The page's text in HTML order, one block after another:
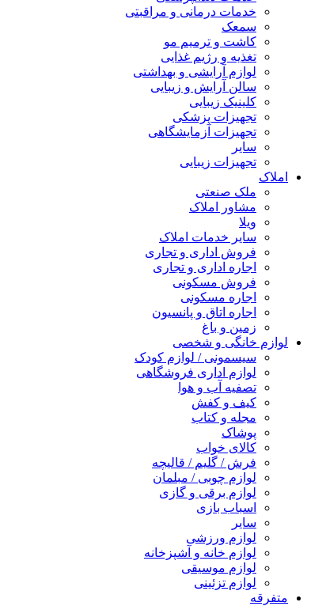
خدمات درمانی و مراقبتی
سمعک
کاشت و ترمیم مو
تغذیه و رژیم غذایی
لوازم آرایشی و بهداشتی
سالن آرایش و زیبایی
کلینیک زیبایی
تجهیزات پزشکی
تجهیزات آزمایشگاهی
سایر
تجهیزات زیبایی
املاک
ملک صنعتی
مشاور املاک
ویلا
سایر خدمات املاک
فروش اداری و تجاری
اجاره اداری و تجاری
فروش مسکونی
اجاره مسکونی
اجاره اتاق و پانسیون
زمین و باغ
لوازم خانگی و شخصی
سیسمونی / لوازم کودک
لوازم اداری فروشگاهی
تصفیه آب و هوا
کیف و کفش
مجله و کتاب
پوشاک
کالای خواب
فرش / گلیم / قالیچه
لوازم چوبی / مبلمان
لوازم برقی و گازی
اسباب بازی
سایر
لوازم ورزشی
لوازم خانه و آشپزخانه
لوازم موسیقی
لوازم تزئینی
متفرقه